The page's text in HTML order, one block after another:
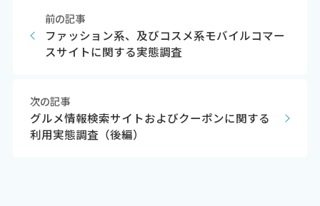
前の記事
ファッション系、及びコスメ系モバイルコマー
スサイトに関する実態調査
次の記事
グルメ情報検索サイトおよびクーポンに関する
利用実態調査（後編）